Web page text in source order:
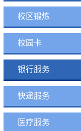
校区锻炼
校园卡
银行服务
快递服务
医疗服务